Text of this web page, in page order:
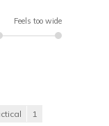
Feels too wide
1